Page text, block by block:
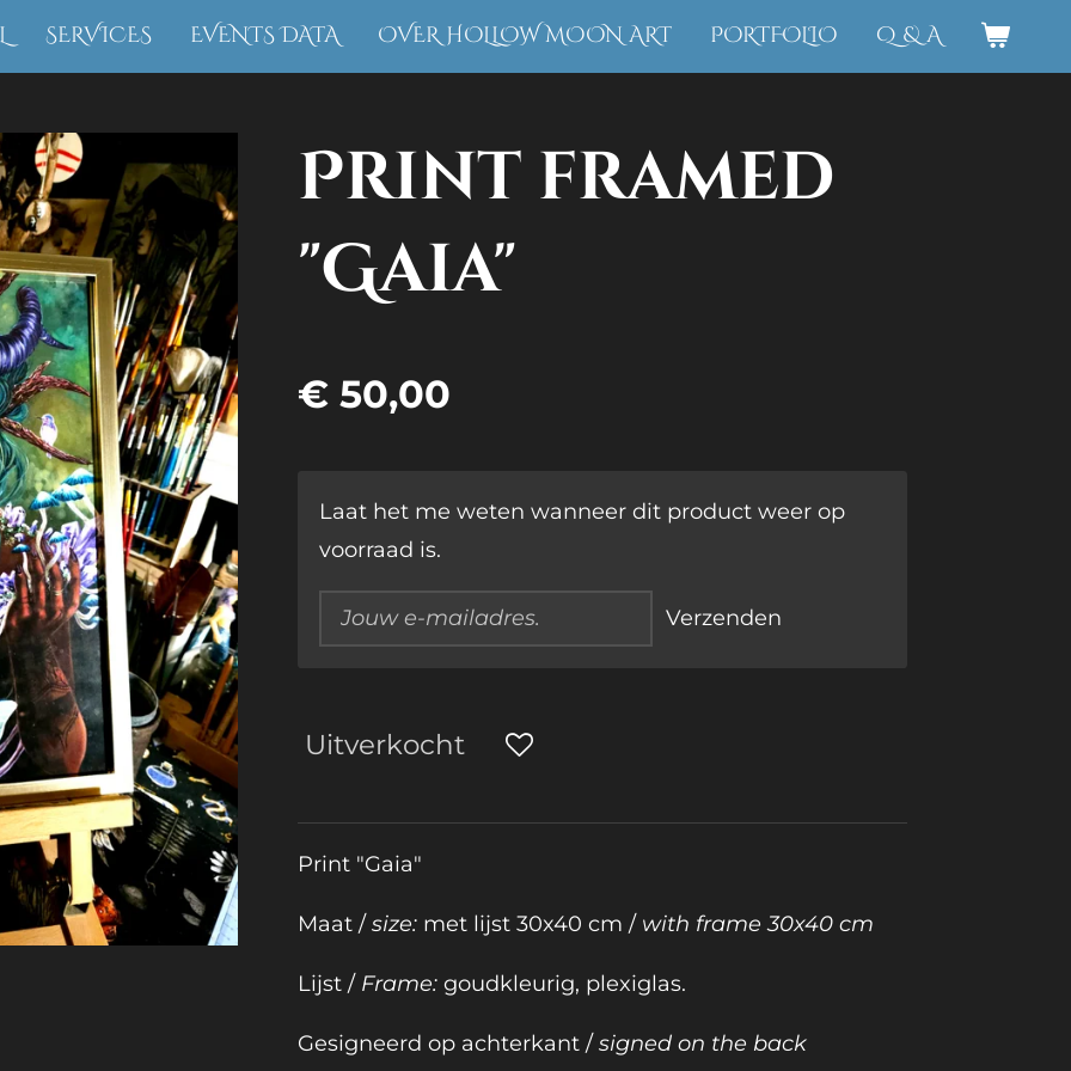
SERVICES EVENTS DATA OVER HOLLOW MOON ART PORTFOLIO Q & A
Print framed
"Gaia"
€ 50,00
Laat het me weten wanneer dit product weer op
voorraad is.
Verzenden
Uitverkocht
Print "Gaia"
Maat /size: met lijst 30x40 cm /with frame 30x40 cm
Lijst / Frame: goudkleurig, plexiglas.
Gesigneerd op achterkant /signed on the back